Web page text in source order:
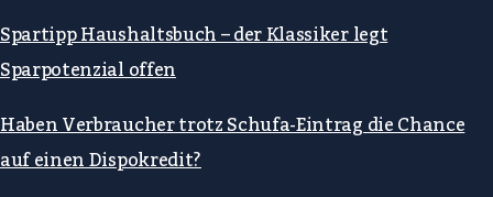
Spartipp Haushaltsbuch – der Klassiker legt
Sparpotenzial offen
Haben Verbraucher trotz Schufa-Eintrag die Chance
auf einen Dispokredit?